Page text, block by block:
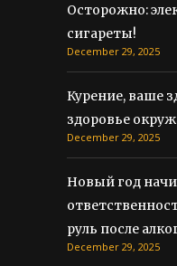
Осторожно:
сигареты!
December 29, 2025
Курение, ваше
здоровье
December 29, 2025
Новый год
руль после
December 29, 2025